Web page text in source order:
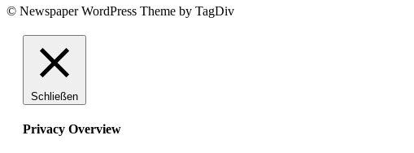
© Newspaper WordPress Theme by TagDiv
Schließen
Privacy Overview